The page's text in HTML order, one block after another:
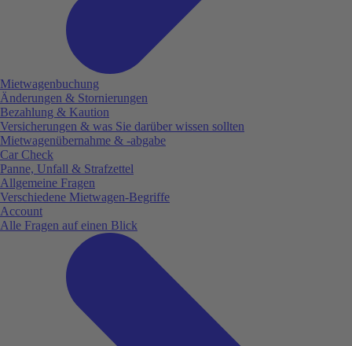
Mietwagenbuchung
Änderungen & Stornierungen
Bezahlung & Kaution
Versicherungen & was Sie darüber wissen sollten
Mietwagenübernahme & -abgabe
Car Check
Panne, Unfall & Strafzettel
Allgemeine Fragen
Verschiedene Mietwagen-Begriffe
Account
Alle Fragen auf einen Blick